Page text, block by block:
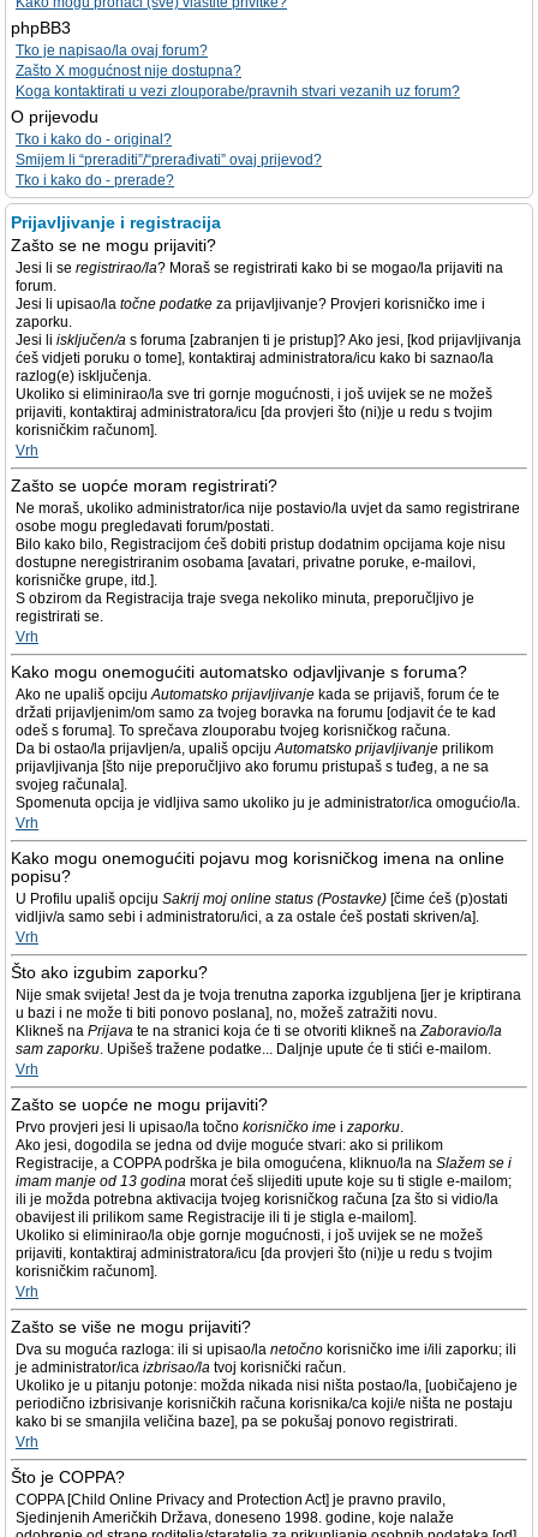
phpBB3
Tko je napisao/la ovaj forum?
Zašto X mogućnost nije dostupna?
Koga kontaktirati u vezi zlouporabe/pravnih stvari vezanih uz forum?
O prijevodu
Tko i kako do - original?
Smijem li “preraditi”/“prerađivati” ovaj prijevod?
Tko i kako do - prerade?
Prijavljivanje i registracija
Zašto se ne mogu prijaviti?
Jesi li se registrirao/la? Moraš se registrirati kako bi se mogao/la prijaviti na
forum.
Jesi li upisao/la točne podatke za prijavljivanje? Provjeri korisničko ime i
zaporku.
Jesi li isključen/a s foruma [zabranjen ti je pristup]? Ako jesi, [kod prijavljivanja
ćeš vidjeti poruku o tome], kontaktiraj administratora/icu kako bi saznao/la
razlog(e) isključenja.
Ukoliko si eliminirao/la sve tri gornje mogućnosti, i još uvijek se ne možeš
prijaviti, kontaktiraj administratora/icu [da provjeri što (ni)je u redu s tvojim
korisničkim računom].
Vrh
Zašto se uopće moram registrirati?
Ne moraš, ukoliko administrator/ica nije postavio/la uvjet da samo registrirane
osobe mogu pregledavati forum/postati.
Bilo kako bilo, Registracijom ćeš dobiti pristup dodatnim opcijama koje nisu
dostupne neregistriranim osobama [avatari, privatne poruke, e-mailovi,
korisničke grupe, itd.].
S obzirom da Registracija traje svega nekoliko minuta, preporučljivo je
registrirati se.
Vrh
Kako mogu onemogućiti automatsko odjavljivanje s foruma?
Ako ne upališ opcijuAutomatsko prijavljivanje kada se prijaviš, forum će te
držati prijavljenim/om samo za tvojeg boravka na forumu [odjavit će te kad
odeš s foruma]. To sprečava zlouporabu tvojeg korisničkog računa.
Da bi ostao/la prijavljen/a, upališ opcijuAutomatsko prijavljivanje prilikom
prijavljivanja [što nije preporučljivo ako forumu pristupaš s tuđeg, a ne sa
svojeg računala].
Spomenuta opcija je vidljiva samo ukoliko ju je administrator/ica omogućio/la.
Vrh
Kako mogu onemogućiti pojavu mog korisničkog imena na online
popisu?
U Profilu upališ opciju Sakrij moj online status (Postavke) [čime ćeš (p)ostati
vidljiv/a samo sebi i administratoru/ici, a za ostale ćeš postati skriven/a].
Vrh
Što ako izgubim zaporku?
Nije smak svijeta! Jest da je tvoja trenutna zaporka izgubljena [jer je kriptirana
u bazi i ne može ti biti ponovo poslana], no, možeš zatražiti novu.
Klikneš na Prijava te na stranici koja će ti se otvoriti klikneš naZaboravio/la
sam zaporku. Upišeš tražene podatke... Daljnje upute će ti stići e-mailom.
Vrh
Zašto se uopće ne mogu prijaviti?
Prvo provjeri jesi li upisao/la točno korisničko ime i zaporku.
Ako jesi, dogodila se jedna od dvije moguće stvari: ako si prilikom
Registracije, a COPPA podrška je bila omogućena, kliknuo/la na Slažem se i
imam manje od 13 godina morat ćeš slijediti upute koje su ti stigle e-mailom;
ili je možda potrebna aktivacija tvojeg korisničkog računa [za što si vidio/la
obavijest ili prilikom same Registracije ili ti je stigla e-mailom].
Ukoliko si eliminirao/la obje gornje mogućnosti, i još uvijek se ne možeš
prijaviti, kontaktiraj administratora/icu [da provjeri što (ni)je u redu s tvojim
korisničkim računom].
Vrh
Zašto se više ne mogu prijaviti?
Dva su moguća razloga: ili si upisao/la netočno korisničko ime i/ili zaporku; ili
je administrator/ica izbrisao/la tvoj korisnički račun.
Ukoliko je u pitanju potonje: možda nikada nisi ništa postao/la, [uobičajeno je
periodično izbrisivanje korisničkih računa korisnika/ca koji/e ništa ne postaju
kako bi se smanjila veličina baze], pa se pokušaj ponovo registrirati.
Vrh
Što je COPPA?
COPPA [Child Online Privacy and Protection Act] je pravno pravilo,
Sjedinjenih Američkih Država, doneseno 1998. godine, koje nalaže